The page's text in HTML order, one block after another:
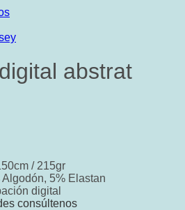
abstrat
/ 215gr
5% Elastan
digital
consúltenos